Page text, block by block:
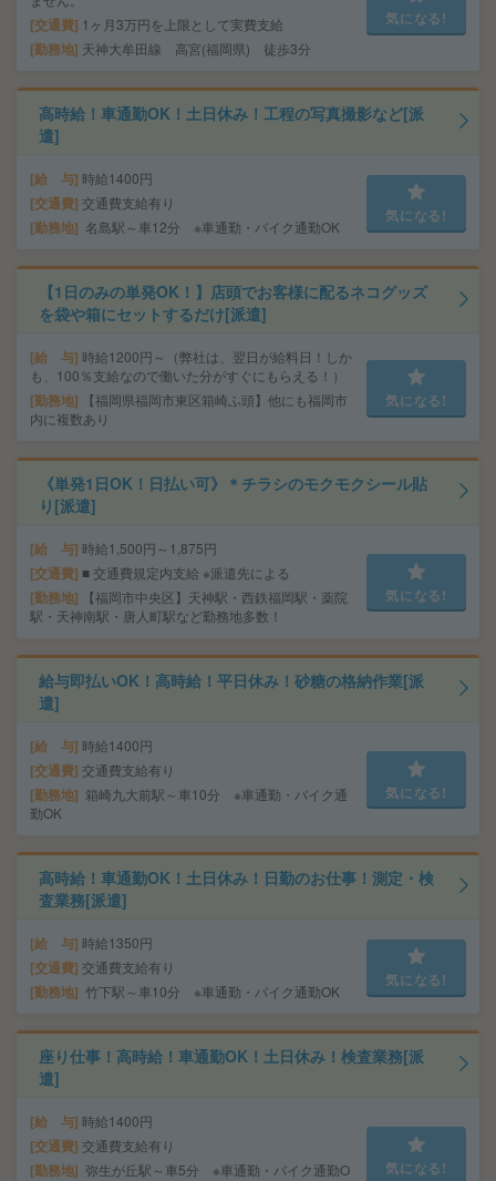
交通費 1ヶ月3万円を上限として実費支給
勤務地 天神大牟田線 高宮(福岡県) 徒歩3分
気になる!
高時給！車通勤OK！土日休み！工程の写真撮影など[派
遣]
給 与 時給1400円
交通費 交通費支給有り
勤務地 名島駅～車12分 ※車通勤・バイク通勤OK
気になる!
【1日のみの単発OK！】店頭でお客様に配るネコグッズ
を袋や箱にセットするだけ[派遣]
給 与 時給1200円～（弊社は、翌日が給料日！しか
も、100％支給なので働いた分がすぐにもらえる！）
勤務地
【福岡県福岡市東区箱崎ふ頭】他にも福岡市
内に複数あり
気になる!
《単発1日OK！日払い可》＊チラシのモクモクシール貼
り[派遣]
給 与 時給1,500円～1,875円
交通費 ■ 交通費規定内支給 ※派遣先による
勤務地
【福岡市中央区】天神駅・西鉄福岡駅・薬院
駅・天神南駅・唐人町駅など勤務地多数！
気になる!
給与即払いOK！高時給！平日休み！砂糖の格納作業[派
遣]
給 与 時給1400円
交通費 交通費支給有り
勤務地
箱崎九大前駅～車10分 ※車通勤・バイク通
勤OK
気になる!
高時給！車通勤OK！土日休み！日勤のお仕事！測定・検
査業務[派遣]
給 与 時給1350円
交通費 交通費支給有り
勤務地 竹下駅～車10分 ※車通勤・バイク通勤OK
気になる!
座り仕事！高時給！車通勤OK！土日休み！検査業務[派
遣]
給 与 時給1400円
交通費 交通費支給有り
勤務地 弥生が丘駅～車5分 ※車通勤・バイク通勤O
気になる!